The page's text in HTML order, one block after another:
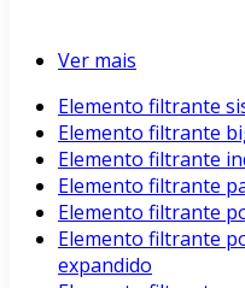
Ver mais
Elemento filtrante
Elemento filtrante
Elemento filtrante
Elemento filtrante
Elemento filtrante
Elemento filtrante
expandido